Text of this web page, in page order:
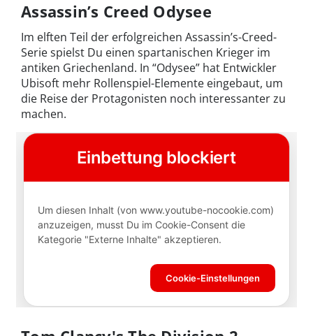
Assassin’s Creed Odysee
Im elften Teil der erfolgreichen Assassin’s-Creed-
Serie spielst Du einen spartanischen Krieger im
antiken Griechenland. In “Odysee” hat Entwickler
Ubisoft mehr Rollenspiel-Elemente eingebaut, um
die Reise der Protagonisten noch interessanter zu
machen.